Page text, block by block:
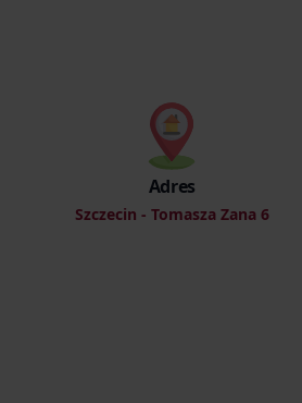
Adres
Szczecin - Tomasza Zana 6